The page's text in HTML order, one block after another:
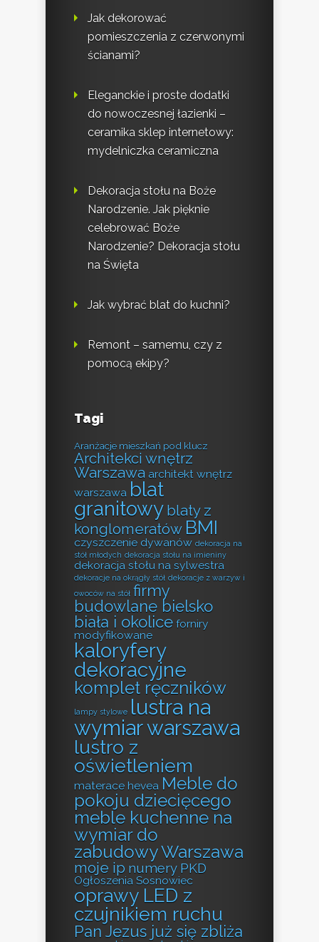
Jak dekorować
pomieszczenia z czerwonymi
ścianami?
Eleganckie i proste dodatki
do nowoczesnej łazienki –
ceramika sklep internetowy:
mydelniczka ceramiczna
Dekoracja stołu na Boże
Narodzenie. Jak pięknie
celebrować Boże
Narodzenie? Dekoracja stołu
na Święta
Jak wybrać blat do kuchni?
Remont – samemu, czy z
pomocą ekipy?
Tagi
Aranżacje mieszkań pod klucz
Architekci wnętrz
Warszawa architekt wnętrz
warszawa blat
granitowy blaty z
konglomeratów BMI
czyszczenie dywanów dekoracja na
stół młodych dekoracja stołu na imieniny
dekoracja stołu na sylwestra
dekoracje na okrągły stół dekoracje z warzyw i
owoców na stół firmy
budowlane bielsko
biała i okolice forniry
modyfikowane
kaloryfery
dekoracyjne
komplet ręczników
lampy stylowe lustra na
wymiar warszawa
lustro z
oświetleniem
materace hevea Meble do
pokoju dziecięcego
meble kuchenne na
wymiar do
zabudowy Warszawa
moje ip numery PKD
Ogłoszenia Sosnowiec
oprawy LED z
czujnikiem ruchu
Pan Jezus już się zbliża